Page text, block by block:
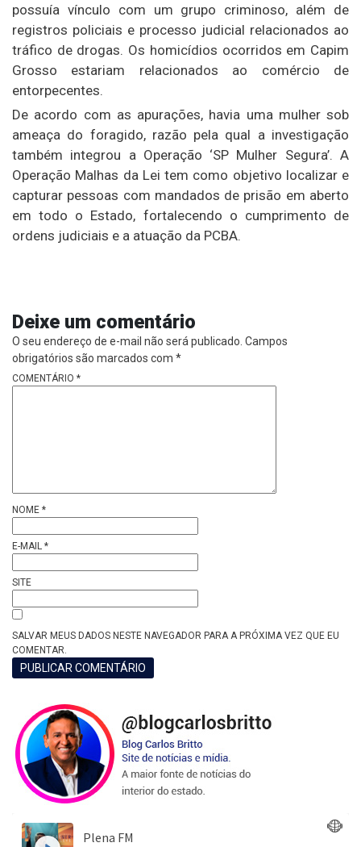
possuía vínculo com um grupo criminoso, além de
registros policiais e processo judicial relacionados ao
tráfico de drogas. Os homicídios ocorridos em Capim
Grosso estariam relacionados ao comércio de
entorpecentes.
De acordo com as apurações, havia uma mulher sob
ameaça do foragido, razão pela qual a investigação
também integrou a Operação ‘SP Mulher Segura’. A
Operação Malhas da Lei tem como objetivo localizar e
capturar pessoas com mandados de prisão em aberto
em todo o Estado, fortalecendo o cumprimento de
ordens judiciais e a atuação da PCBA.
Deixe um comentário
O seu endereço de e-mail não será publicado. Campos
obrigatórios são marcados com *
COMENTÁRIO *
NOME *
E-MAIL *
SITE
SALVAR MEUS DADOS NESTE NAVEGADOR PARA A PRÓXIMA VEZ QUE EU
COMENTAR.